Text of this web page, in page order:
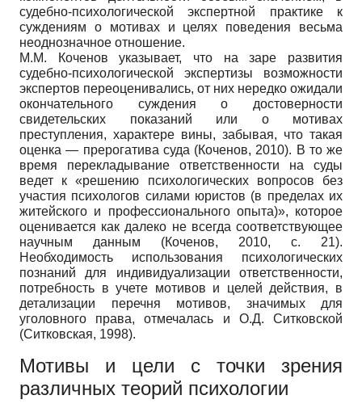
судебно-психологической экспертной практике к
суждениям о мотивах и целях поведения весьма
неоднозначное отношение.
М.М. Коченов указывает, что на заре развития
судебно-психологической экспертизы возможности
экспертов переоценивались, от них нередко ожидали
окончательного суждения о достоверности
свидетельских показаний или о мотивах
преступления, характере вины, забывая, что такая
оценка — прерогатива суда (Коченов, 2010). В то же
время перекладывание ответственности на суды
ведет к «решению психологических вопросов без
участия психологов силами юристов (в пределах их
житейского и профессионального опыта)», которое
оценивается как далеко не всегда соответствующее
научным данным (Коченов, 2010, с. 21).
Необходимость использования психологических
познаний для индивидуализации ответственности,
потребность в учете мотивов и целей действия, в
детализации перечня мотивов, значимых для
уголовного права, отмечалась и О.Д. Ситковской
(Ситковская, 1998).
Мотивы и цели с точки зрения
различных теорий психологии